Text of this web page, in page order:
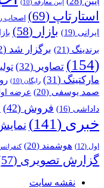
آیین معارفه (10)
استارتاپ (69) اصحاب
ایرانی (19) بازار (58)
برندینگ (21) برگزار شد (32)
(154)
تصاویر (32)
مارکتینگ (31) رایگان (10)
صمد یوسفی (20) عرضه
داداشی (16) فروش (42)
خبری (141)
اول (12) هوشمند (20)
گزارش تصویری (57)
نقشه سایت